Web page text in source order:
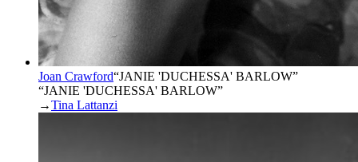
Joan Crawford“JANIE 'DUCHESSA' BARLOW”
“JANIE 'DUCHESSA' BARLOW”
→Tina Lattanzi